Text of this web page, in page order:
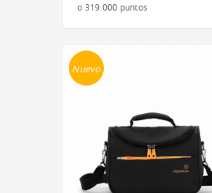
o 319.000 puntos
Nuevo